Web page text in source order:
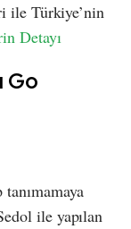
ile Türkiye’nin
Detayı
Go
ile yapılan